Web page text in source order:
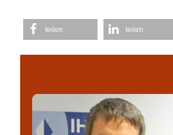
teilen teilen